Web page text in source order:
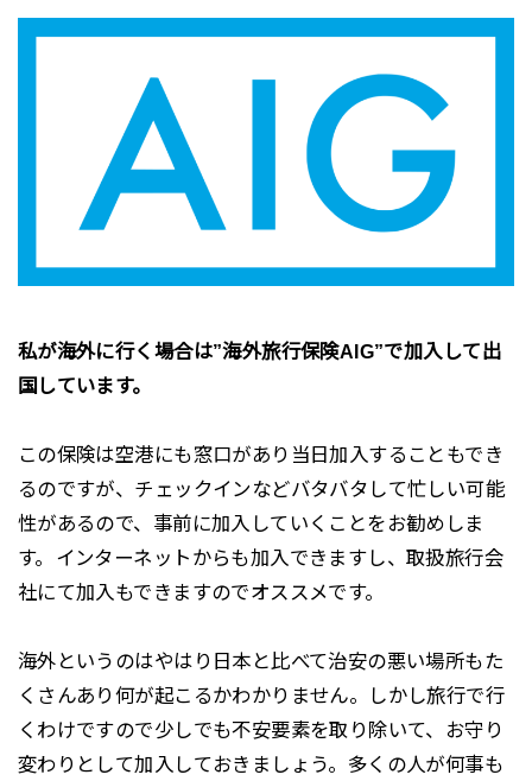
私が海外に行く場合は”海外旅行保険AIG”で加入して出
国しています。
この保険は空港にも窓口があり当日加入することもでき
るのですが、チェックインなどバタバタして忙しい可能
性があるので、事前に加入していくことをお勧めしま
す。
インターネットからも加入できますし、取扱旅行会
社にて加入もできますのでオススメです。
海外というのはやはり日本と比べて治安の悪い場所もた
くさんあり何が起こるかわかりません。しかし旅行で行
くわけですので少しでも不安要素を取り除いて、お守り
変わりとして加入しておきましょう。多くの人が何事も